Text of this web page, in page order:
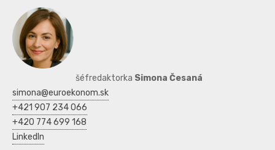
šéfredaktorka Simona Česaná
simona@euroekonom.sk
+421 907 234 066
+420 774 699 168
LinkedIn